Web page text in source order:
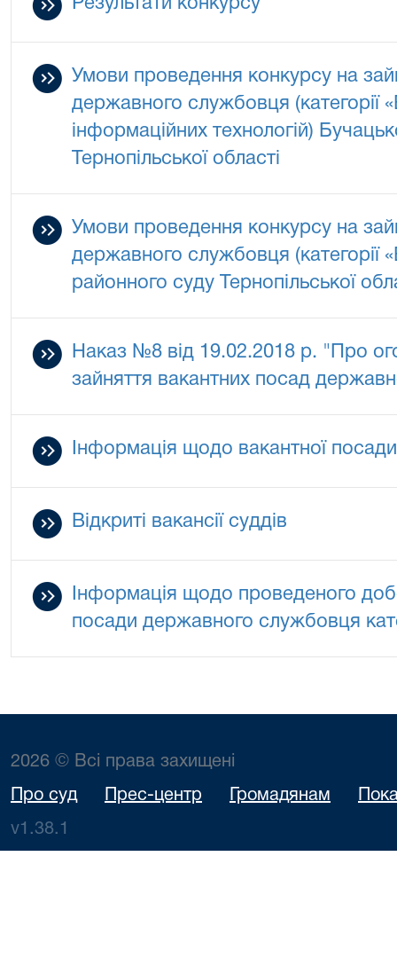
Результати конкурсу
Умови проведення конкурсу на
державного службовця (категорії
інформаційних технологій)
Тернопільської області
Умови проведення конкурсу на
державного службовця (категорії
районного суду Тернопільської
Наказ №8 від 19.02.2018 р. "Про
зайняття вакантних посад
Інформація щодо вакантної
Відкриті вакансії суддів
Інформація щодо проведеного
посади державного службовця
2026 © Всі права захищені
Про суд Прес-центр Громадянам
v1.38.1